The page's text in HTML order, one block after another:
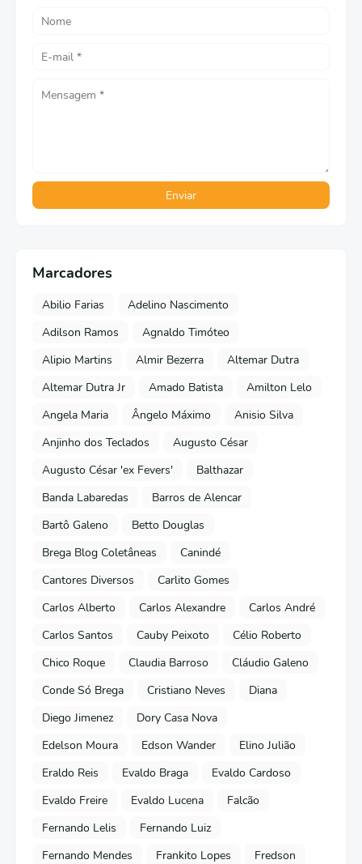
Marcadores
Abilio Farias
Adelino Nascimento
Adilson Ramos
Agnaldo Timóteo
Alipio Martins
Almir Bezerra
Altemar Dutra
Altemar Dutra Jr
Amado Batista
Amilton Lelo
Angela Maria
Ângelo Máximo
Anisio Silva
Anjinho dos Teclados
Augusto César
Augusto César 'ex Fevers'
Balthazar
Banda Labaredas
Barros de Alencar
Bartô Galeno
Betto Douglas
Brega Blog Coletâneas
Canindé
Cantores Diversos
Carlito Gomes
Carlos Alberto
Carlos Alexandre
Carlos André
Carlos Santos
Cauby Peixoto
Célio Roberto
Chico Roque
Claudia Barroso
Cláudio Galeno
Conde Só Brega
Cristiano Neves
Diana
Diego Jimenez
Dory Casa Nova
Edelson Moura
Edson Wander
Elino Julião
Eraldo Reis
Evaldo Braga
Evaldo Cardoso
Evaldo Freire
Evaldo Lucena
Falcão
Fernando Lelis
Fernando Luiz
Fernando Mendes
Frankito Lopes
Fredson